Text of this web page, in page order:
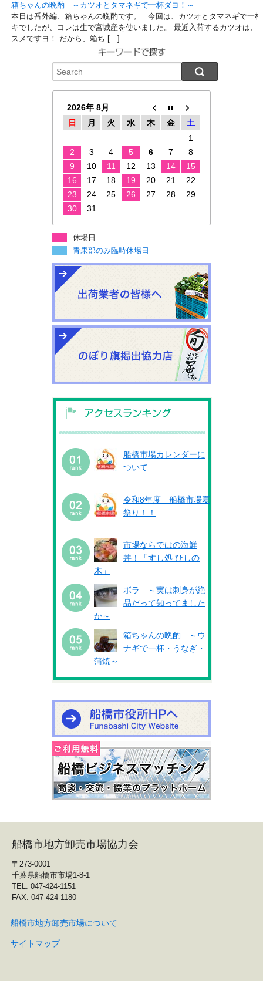
箱ちゃんの晩酌 ～カツオとタマネギで一杯ダヨ！～
本日は番外編、箱ちゃんの晩酌です。 今回は、カツオとタマネギで一
キでしたが、コレは生で宮城産を使いました。 最近入荷するカツオは、
スメですヨ！ だから、箱ち […]
2026年 8月
日
月 火 水 木 金
土
1
2
3 4 5 6 7
8
9
10 11 12 13 14
15
16
17 18 19 20 21
22
23
24 25 26 27 28
29
30
31
休場日
青果部のみ臨時休場日
船橋市場カレンダーに
ついて
令和8年度 船橋市場夏
祭り！！
市場ならではの海鮮
丼！「すし処 ひしの
木」
ボラ ～実は刺身が絶
品だって知ってました
か～
箱ちゃんの晩酌 ～ウ
ナギで一杯・うなぎ・
蒲焼～
船橋市地方卸売市場協力会
〒273-0001
千葉県船橋市市場1-8-1
TEL. 047-424-1151
FAX. 047-424-1180
船橋市地方卸売市場について
サイトマップ